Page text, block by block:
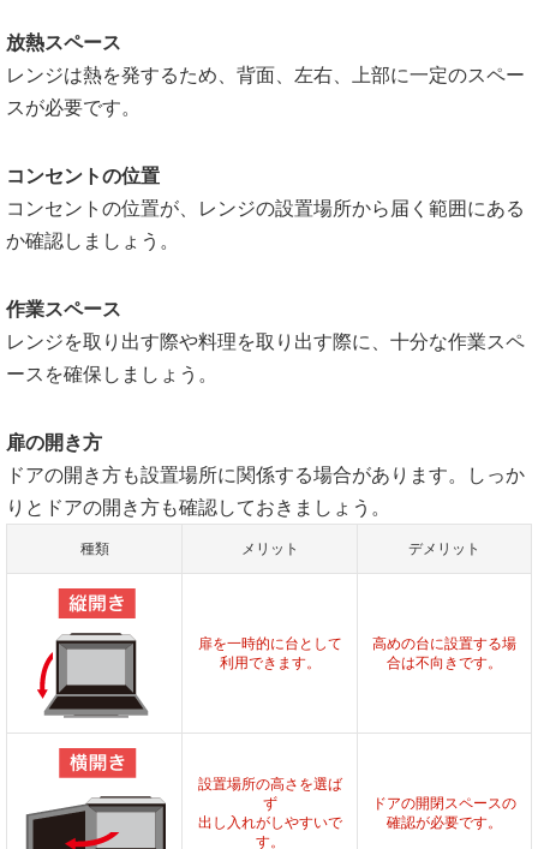
放熱スペース
レンジは熱を発するため、背面、左右、上部に一定のスペー
スが必要です。
コンセントの位置
コンセントの位置が、レンジの設置場所から届く範囲にある
か確認しましょう。
作業スペース
レンジを取り出す際や料理を取り出す際に、十分な作業スペ
ースを確保しましょう。
扉の開き方
ドアの開き方も設置場所に関係する場合があります。しっか
りとドアの開き方も確認しておきましょう。
種類 メリット デメリット
扉を一時的に台として
利用できます。
高めの台に設置する場
合は不向きです。
設置場所の高さを選ば
ず
出し入れがしやすいで
す。
ドアの開閉スペースの
確認が必要です。